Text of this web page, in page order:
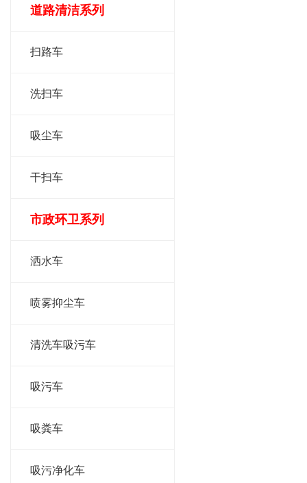
道路清洁系列
扫路车
洗扫车
吸尘车
干扫车
市政环卫系列
洒水车
喷雾抑尘车
清洗车吸污车
吸污车
吸粪车
吸污净化车